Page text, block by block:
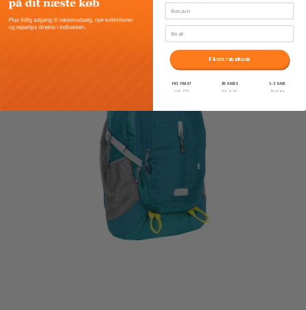
Fornavn
Email
Få min rabatkode
FRI FRAGT
over 399
30 DAGES
fri retur
1–3 DAGE
levering